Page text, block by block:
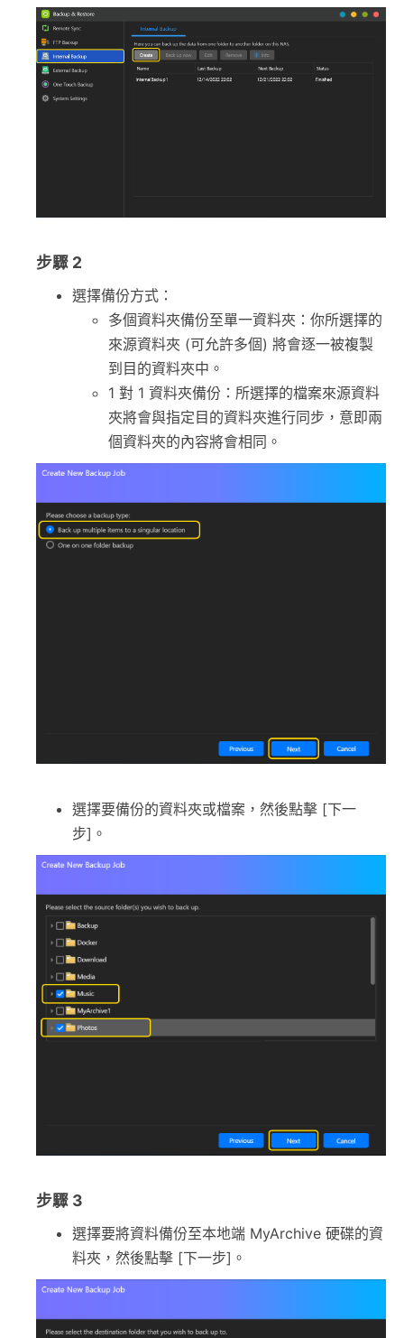
步驟 2
選擇備份方式：
多個資料夾備份至單一資料夾：你所選擇的
來源資料夾 (可允許多個) 將會逐一被複製
到目的資料夾中。
1 對 1 資料夾備份：所選擇的檔案來源資料
夾將會與指定目的資料夾進行同步，意即兩
個資料夾的內容將會相同。
選擇要備份的資料夾或檔案，然後點擊 [下一
步]。
步驟 3
選擇要將資料備份至本地端 MyArchive 硬碟的資
料夾，然後點擊 [下一步]。